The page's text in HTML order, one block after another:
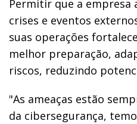
Permitir que a empresa
crises e eventos
suas operações
melhor preparação,
riscos, reduzindo
"As ameaças estão
da cibersegurança,